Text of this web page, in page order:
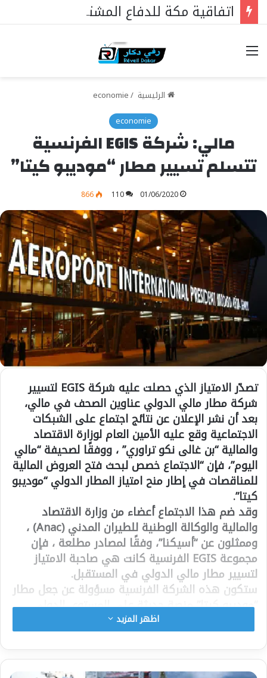
خيارات
الرئيسية /
economie
economie
مالي: شركة EGIS الفرنسية
تتسلم تسيير مطار “موديبو كيتا”
01/06/2020
110
866
تصدّر الامتياز الذي حصلت عليه شركة EGIS لتسيير
شركة مطار مالي الدولي عناوين الصحف في مالي،
بعد أن نشر الإعلان عن نتائج اجتماع على الشبكات
الاجتماعية وقع عليه الأمين العام لوزارة الاقتصاد
والمالية “بن غالى نكو تراوري” ، ووفقًا لصحيفة “مالي
اليوم”، فإن “الاجتماع خصص لبحث فتح العروض المالية
للمناقصات في إطار منح امتياز المطار الدولي “موديبو
كيتا”.
وقد ضم هذا الاجتماع أعضاء من وزارة الاقتصاد
والمالية والوكالة الوطنية للطيران المدني (Anac) ،
وممثلون عن “أسيكنا”، وفقًا لمصادر مطلعة ، فإن
مجموعة EGIS الفرنسية كانت هي صاحبة الامتياز
لتسيير مطار مالي الدولي في المستقبل.
ستكون هذه الشركة الفرنسية مسؤولة عن جعل مطار
“موديبو كيتا” منصة حديثة على المستوى الدولي.
ووفقًا لمصدر مطلع فإن “هذا ليس بيعًا بل امتيازًا كما
يحدث عادةً..
يذكر أن EGIS هي مساهم وشريك استراتيجي في
تشغيل وإدارة شبكة من 17 مطارًا في 8 دول.
اظهر المزيد